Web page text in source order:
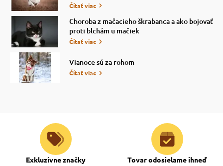
Čítať viac
Choroba z mačacieho škrabanca a ako bojovať
proti blchám u mačiek
Čítať viac
Vianoce sú za rohom
Čítať viac
Exkluzívne značky Tovar odosielame ihneď